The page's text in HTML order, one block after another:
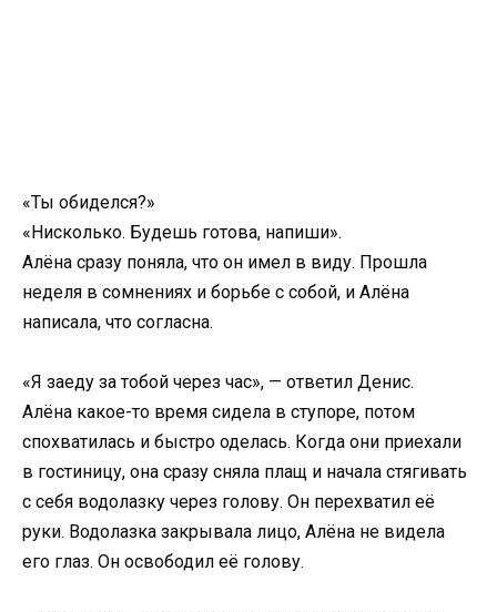
«Ты обиделся?»
«Нисколько. Будешь готова, напиши».
Алёна сразу поняла, что он имел в виду. Прошла
неделя в сомнениях и борьбе с собой, и Алёна
написала, что согласна.
«Я заеду за тобой через час», — ответил Денис.
Алёна какое-то время сидела в ступоре, потом
спохватилась и быстро оделась. Когда они приехали
в гостиницу, она сразу сняла плащ и начала стягивать
с себя водолазку через голову. Он перехватил её
руки. Водолазка закрывала лицо, Алёна не видела
его глаз. Он освободил её голову.